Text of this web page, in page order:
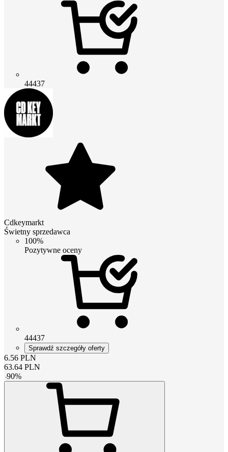
44437
Cdkeymarkt
Świetny sprzedawca
100%
Pozytywne oceny
44437
Sprawdź szczegóły oferty
6.56 PLN
63.64 PLN
-90%